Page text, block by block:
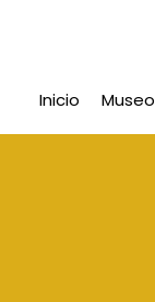
Inicio Museo